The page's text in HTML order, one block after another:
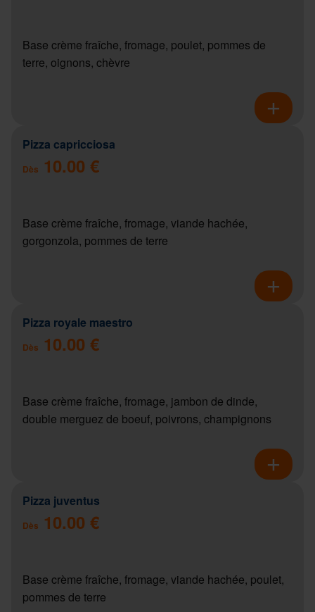
Base crème fraîche, fromage, poulet, pommes de
terre, oignons, chèvre
Pizza capricciosa
Dès 10.00 €
Base crème fraîche, fromage, viande hachée,
gorgonzola, pommes de terre
Pizza royale maestro
Dès 10.00 €
Base crème fraîche, fromage, jambon de dinde,
double merguez de boeuf, poivrons, champignons
Pizza juventus
Dès 10.00 €
Base crème fraîche, fromage, viande hachée, poulet,
pommes de terre